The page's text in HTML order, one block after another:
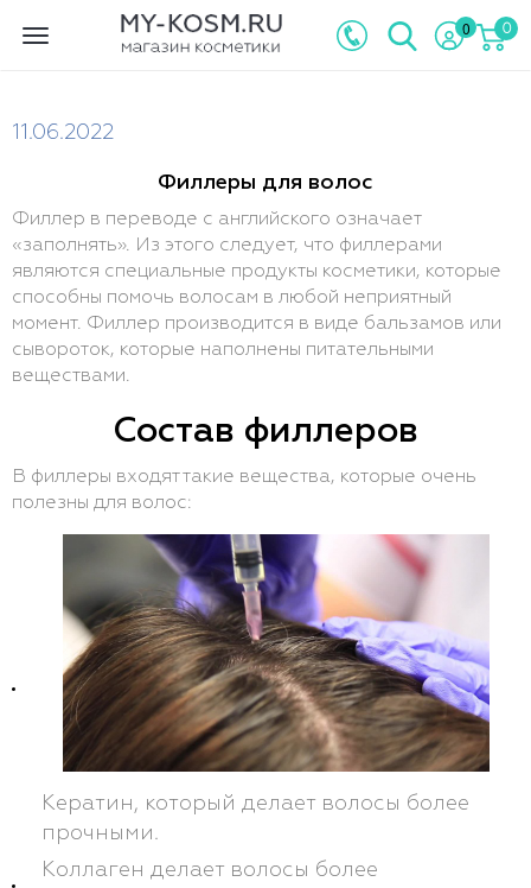
Toggle
0 0
11.06.2022
Филлеры для волос
Филлер в переводе с английского означает
«заполнять». Из этого следует, что филлерами
являются специальные продукты косметики, которые
способны помочь волосам в любой неприятный
момент. Филлер производится в виде бальзамов или
сывороток, которые наполнены питательными
веществами.
Состав филлеров
В филлеры входят такие вещества, которые очень
полезны для волос:
Кератин, который делает волосы более
прочными.
Коллаген делает волосы более